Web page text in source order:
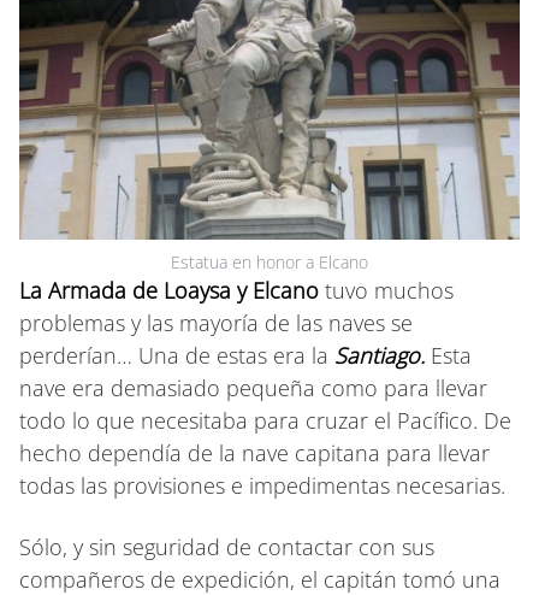
Estatua en honor a Elcano
La Armada de Loaysa y Elcano tuvo muchos
problemas y las mayoría de las naves se
perderían… Una de estas era la Santiago. Esta
nave era demasiado pequeña como para llevar
todo lo que necesitaba para cruzar el Pacífico. De
hecho dependía de la nave capitana para llevar
todas las provisiones e impedimentas necesarias.
Sólo, y sin seguridad de contactar con sus
compañeros de expedición, el capitán tomó una